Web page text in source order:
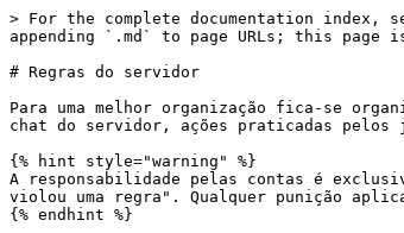
> For the complete documentation
appending `.md` to page URLs; this
# Regras do servidor
Para uma melhor organização fica-se
chat do servidor, ações praticadas
{% hint style="warning" %}
A responsabilidade pelas contas é
violou uma regra". Qualquer punição
{% endhint %}